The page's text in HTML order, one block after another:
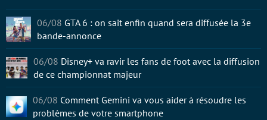
06/08 GTA 6 : on sait enfin quand sera diffusée la 3e
bande-annonce
06/08 Disney+ va ravir les fans de foot avec la diffusion
de ce championnat majeur
06/08 Comment Gemini va vous aider à résoudre les
problèmes de votre smartphone